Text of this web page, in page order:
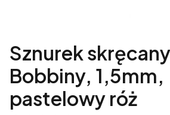
Sznurek
Bobbiny, 1,5mm,
pastelowy róż